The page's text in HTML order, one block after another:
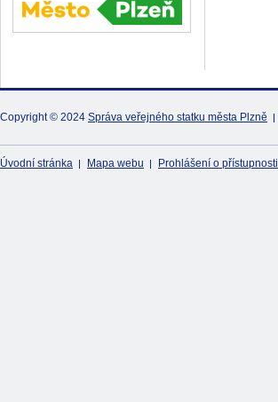
Copyright © 2024 Správa veřejného statku města Plzně
Úvodní stránka Mapa webu Prohlášení o přístupnosti